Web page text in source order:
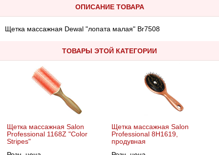
ОПИСАНИЕ ТОВАРА
Щетка массажная Dewal "лопата малая" Br7508
ТОВАРЫ ЭТОЙ КАТЕГОРИИ
Щетка массажная Salon
Professional 1168Z "Color
Stripes"
Щетка массажная Salon
Professional 8Н1619,
продувная